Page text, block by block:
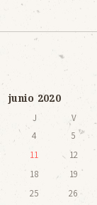
junio 2020
J V
4 5
11 12
18 19
25 26